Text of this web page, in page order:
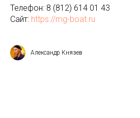
Телефон: 8 (812) 614 01 43
Сайт: https://mg-boat.ru
Александр Князев